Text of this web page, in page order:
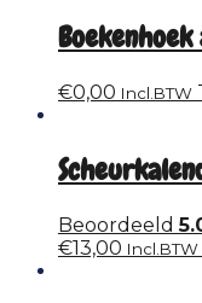
€0,00 Incl.BTW
Beoordeeld
€13,00 Incl.BTW